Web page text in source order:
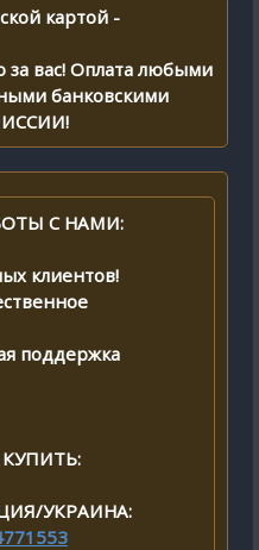
картой -
вас! Оплата любыми
банковскими
С НАМИ:
клиентов!
поддержка
УКРАИНА: